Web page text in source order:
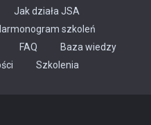
Jak działa JSA
szkoleń
FAQ
Baza wiedzy
Szkolenia